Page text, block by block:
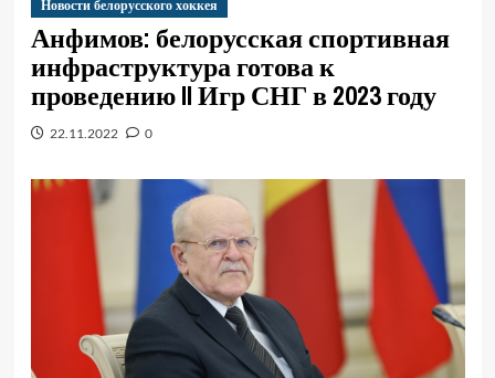
Новости белорусского хоккея
Анфимов: белорусская спортивная
инфраструктура готова к
проведению II Игр СНГ в 2023 году
22.11.2022 0